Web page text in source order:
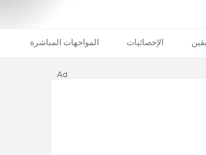
الإحصائيات المواجهات المباشرة
Ad